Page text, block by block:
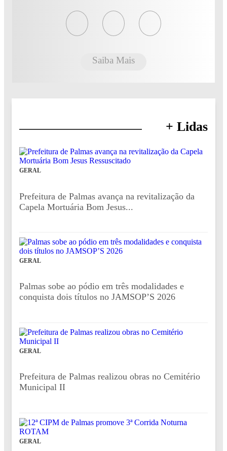
Saiba Mais
+ Lidas
GERAL
Prefeitura de Palmas avança na revitalização da
Capela Mortuária Bom Jesus...
GERAL
Palmas sobe ao pódio em três modalidades e
conquista dois títulos no JAMSOP’S 2026
GERAL
Prefeitura de Palmas realizou obras no Cemitério
Municipal II
GERAL